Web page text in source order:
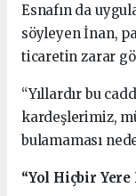
Esnafın da
söyleyen İnan,
ticaretin zarar
“Yıllardır bu
kardeşlerimiz,
bulamaması
“Yol Hiçbir Yere